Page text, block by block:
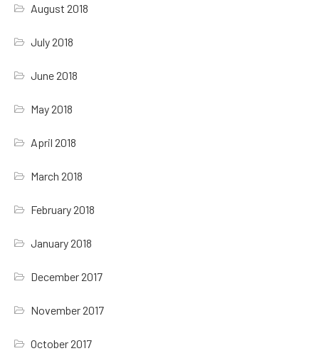
August 2018
July 2018
June 2018
May 2018
April 2018
March 2018
February 2018
January 2018
December 2017
November 2017
October 2017